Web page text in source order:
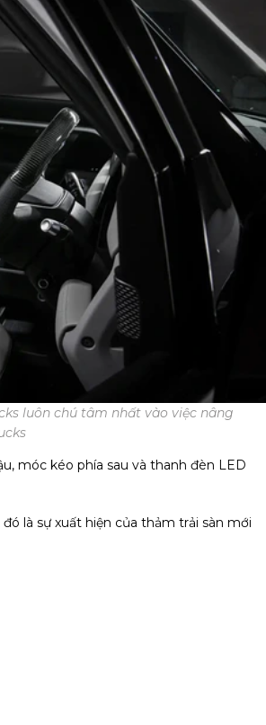
luôn chú tâm nhất vào việc nâng
móc kéo phía sau và thanh đèn LED
là sự xuất hiện của thảm trải sàn mới